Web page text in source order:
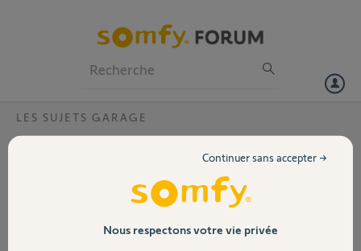
Volet
LES SUJETS GARAGE
apprentissage gdt 200 défaillant
J'ai monté mon GDT200 et pendant l'apprentissage la porte monte
bien jusqu'à la butée, mais en redescendant elle s'arrête environ à
J'ai réinitialiser le moteur mais rien n'y fait.
Nous respectons votre vie privée
Continuer sans accepter →